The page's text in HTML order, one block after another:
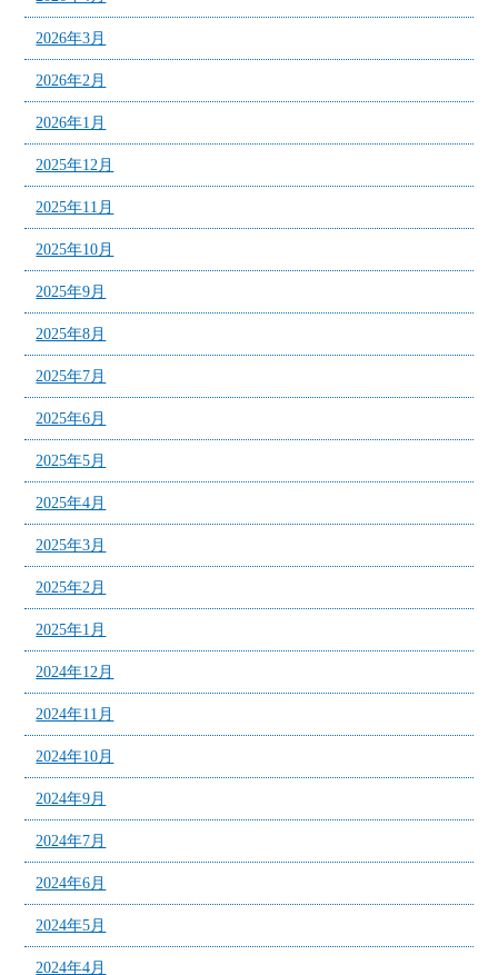
2026年3月
2026年2月
2026年1月
2025年12月
2025年11月
2025年10月
2025年9月
2025年8月
2025年7月
2025年6月
2025年5月
2025年4月
2025年3月
2025年2月
2025年1月
2024年12月
2024年11月
2024年10月
2024年9月
2024年7月
2024年6月
2024年5月
2024年4月